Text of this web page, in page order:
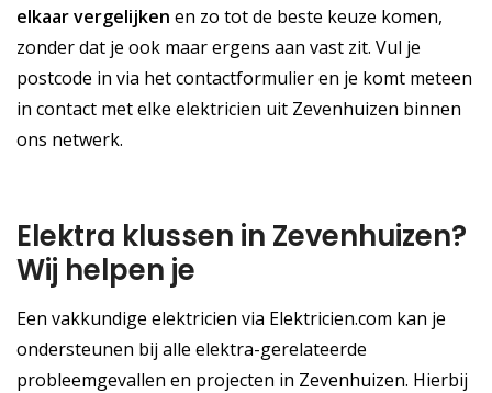
elkaar vergelijken en zo tot de beste keuze komen,
zonder dat je ook maar ergens aan vast zit. Vul je
postcode in via het contactformulier en je komt meteen
in contact met elke elektricien uit Zevenhuizen binnen
ons netwerk.
Elektra klussen in Zevenhuizen?
Wij helpen je
Een vakkundige elektricien via Elektricien.com kan je
ondersteunen bij alle elektra-gerelateerde
probleemgevallen en projecten in Zevenhuizen. Hierbij